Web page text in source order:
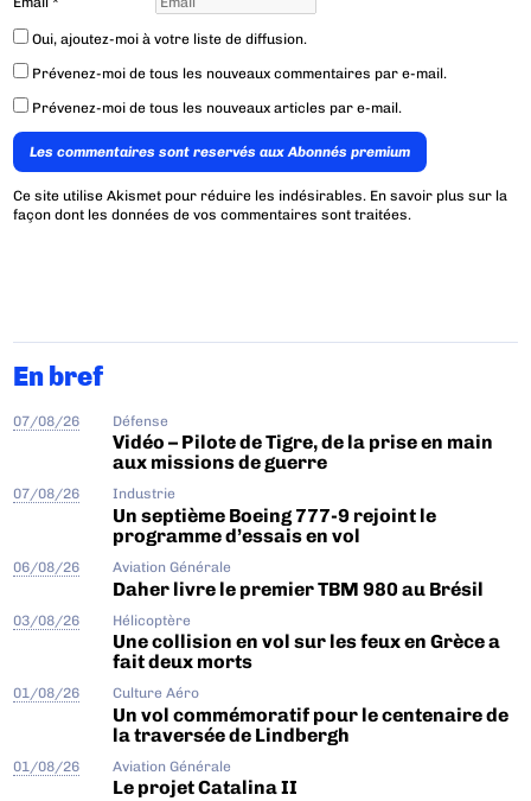
Oui, ajoutez-moi à votre liste de diffusion.
Prévenez-moi de tous les nouveaux commentaires par e-mail.
Prévenez-moi de tous les nouveaux articles par e-mail.
Les commentaires sont reservés aux Abonnés premium
Ce site utilise Akismet pour réduire les indésirables. En savoir plus sur la
façon dont les données de vos commentaires sont traitées.
En bref
07/08/26 Défense
Vidéo – Pilote de Tigre, de la prise en main
aux missions de guerre
07/08/26 Industrie
Un septième Boeing 777-9 rejoint le
programme d’essais en vol
06/08/26 Aviation Générale
Daher livre le premier TBM 980 au Brésil
03/08/26 Hélicoptère
Une collision en vol sur les feux en Grèce a
fait deux morts
01/08/26 Culture Aéro
Un vol commémoratif pour le centenaire de
la traversée de Lindbergh
01/08/26 Aviation Générale
Le projet Catalina II